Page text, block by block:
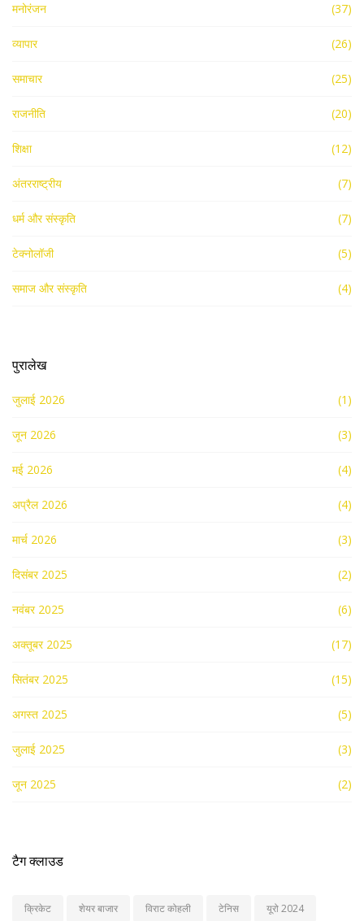
मनोरंजन (37)
व्यापार (26)
समाचार (25)
राजनीति (20)
शिक्षा (12)
अंतरराष्ट्रीय (7)
धर्म और संस्कृति (7)
टेक्नोलॉजी (5)
समाज और संस्कृति (4)
पुरालेख
जुलाई 2026 (1)
जून 2026 (3)
मई 2026 (4)
अप्रैल 2026 (4)
मार्च 2026 (3)
दिसंबर 2025 (2)
नवंबर 2025 (6)
अक्तूबर 2025 (17)
सितंबर 2025 (15)
अगस्त 2025 (5)
जुलाई 2025 (3)
जून 2025 (2)
टैग क्लाउड
क्रिकेट शेयर बाजार विराट कोहली टेनिस यूरो 2024